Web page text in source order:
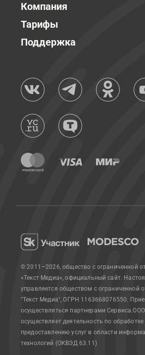
Компания
Тарифы
Поддержка
© 2011—2026, общество с ограниченной
«Текст Медиа», официальный сайт.
управляется обществом с ограниченной
"Текст Медиа", ОГРН 1163668076550.
осуществляться партнерами Сервиса.ООО
осуществляет деятельность по
предоставлению услуг в области
технологий (ОКВЭД 63.11)